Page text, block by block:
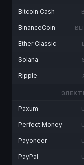
Bitcoin Cash
BinanceCoin
Ether Classic
Solana
Ripple
Paxum
Perfect Money
Payoneer
PayPal